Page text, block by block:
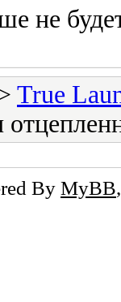
не
True
By MyBB